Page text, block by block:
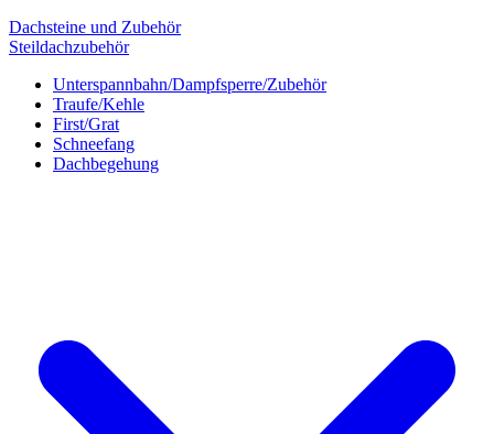
Dachsteine und Zubehör
Steildachzubehör
Unterspannbahn/Dampfsperre/Zubehör
Traufe/Kehle
First/Grat
Schneefang
Dachbegehung